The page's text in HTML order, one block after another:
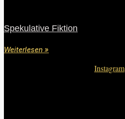
Spekulative Fiktion
Weiterlesen »
Instagram